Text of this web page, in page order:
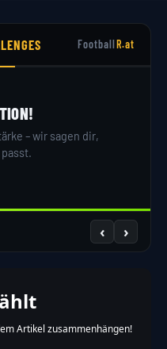
FootballR.at
– wir sagen dir,
‹ ›
Artikel zusammenhängen!